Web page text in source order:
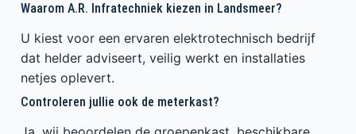
Waarom A.R. Infratechniek kiezen in Landsmeer?
U kiest voor een ervaren elektrotechnisch bedrijf
dat helder adviseert, veilig werkt en installaties
netjes oplevert.
Controleren jullie ook de meterkast?